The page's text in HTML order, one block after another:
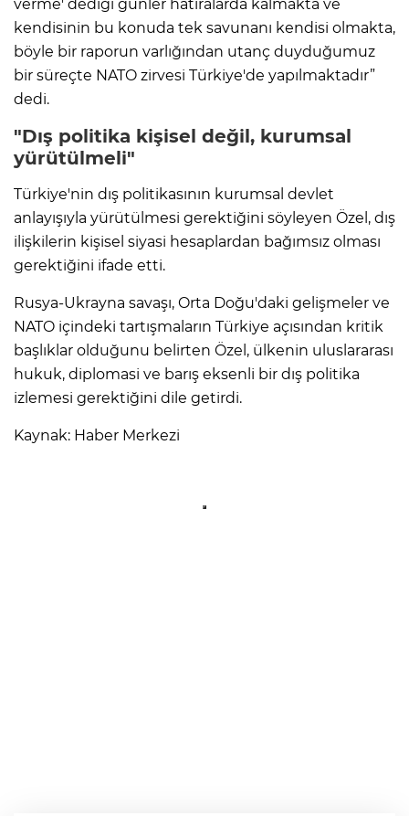
verme' dediği günler hatıralarda kalmakta ve
kendisinin bu konuda tek savunanı kendisi olmakta,
böyle bir raporun varlığından utanç duyduğumuz
bir süreçte NATO zirvesi Türkiye'de yapılmaktadır”
dedi.
"Dış politika kişisel değil, kurumsal
yürütülmeli"
Türkiye'nin dış politikasının kurumsal devlet
anlayışıyla yürütülmesi gerektiğini söyleyen Özel, dış
ilişkilerin kişisel siyasi hesaplardan bağımsız olması
gerektiğini ifade etti.
Rusya-Ukrayna savaşı, Orta Doğu'daki gelişmeler ve
NATO içindeki tartışmaların Türkiye açısından kritik
başlıklar olduğunu belirten Özel, ülkenin uluslararası
hukuk, diplomasi ve barış eksenli bir dış politika
izlemesi gerektiğini dile getirdi.
Kaynak: Haber Merkezi